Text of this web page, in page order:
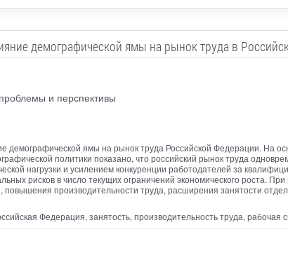
демографической ямы на рынок труда в
и перспективы
демографической ямы на рынок труда Российской Федерации. На
политики показано, что российский рынок труда
нагрузки и усилением конкуренции работодателей за
рисков в число текущих ограничений экономического роста.
производительности труда, расширения занятости
Федерация, занятость, производительность труда,